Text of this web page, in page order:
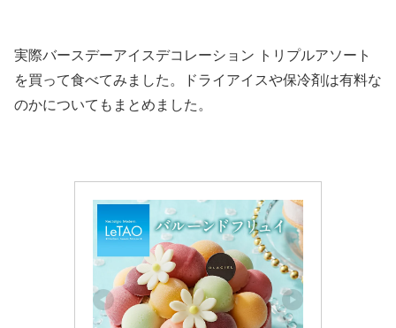
実際バースデーアイスデコレーション トリプルアソート
を買って食べてみました。ドライアイスや保冷剤は有料な
のかについてもまとめました。